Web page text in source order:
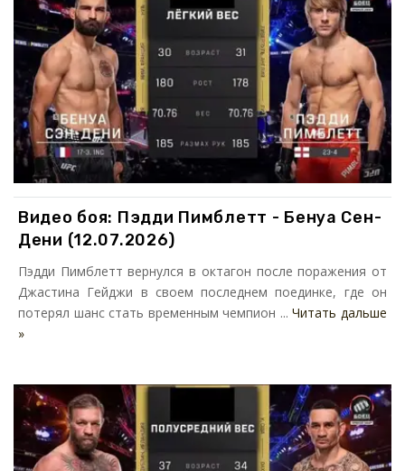
Видео боя: Пэдди Пимблетт - Бенуа Сен-
Дени (12.07.2026)
Пэдди Пимблетт вернулся в октагон после поражения от
Джастина Гейджи в своем последнем поединке, где он
потерял шанс стать временным чемпион ...Читать дальше
»